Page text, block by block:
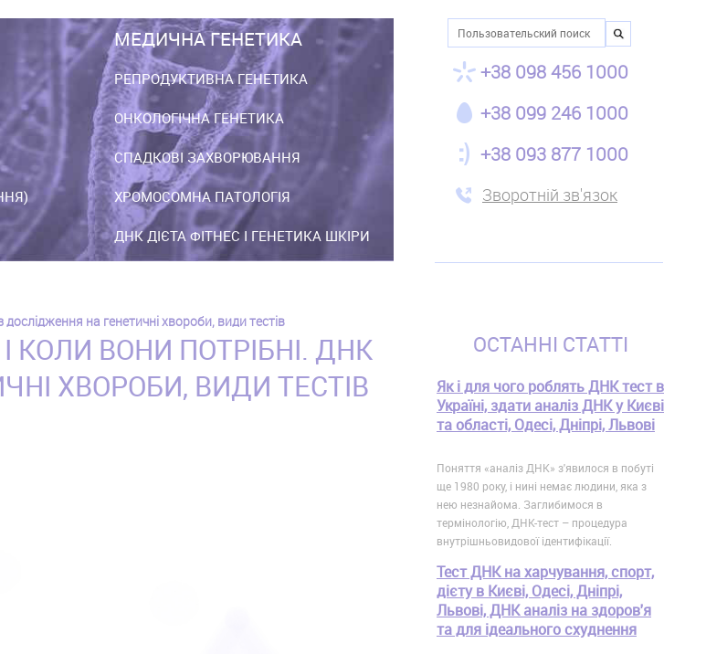
МЕДИЧНА ГЕНЕТИКА
РЕПРОДУКТИВНА ГЕНЕТИКА
ОНКОЛОГІЧНА ГЕНЕТИКА
СПАДКОВІ ЗАХВОРЮВАННЯ
ХРОМОСОМНА ПАТОЛОГІЯ
ДНК ДІЄТА ФІТНЕС І ГЕНЕТИКА ШКІРИ
Пошук
+38 098 456 1000
+38 099 246 1000
+38 093 877 1000
Зворотній зв'язок
на генетичні хвороби, види тестів
КОЛИ ВОНИ ПОТРІБНІ. ДНК
ХВОРОБИ, ВИДИ ТЕСТІВ
ОСТАННІ СТАТТІ
Як і для чого роблять ДНК тест в
Україні, здати аналіз ДНК у Києві
та області, Одесі, Дніпрі, Львові
Поняття «аналіз ДНК» з'явилося в побуті
ще 1980 року, і нині немає людини, яка з
нею незнайома. Заглибимося в
термінологію, ДНК-тест – процедура
внутрішньовидової ідентифікації.
Тест ДНК на харчування, спорт,
дієту в Києві, Одесі, Дніпрі,
Львові, ДНК аналіз на здоров'я
та для ідеального схуднення